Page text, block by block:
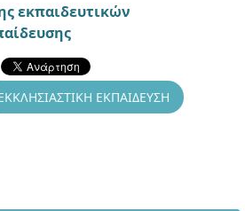
εκπαιδευτικών
ΕΚΠΑΙΔΕΥΣΗ